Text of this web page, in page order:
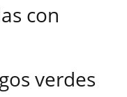
con
verdes